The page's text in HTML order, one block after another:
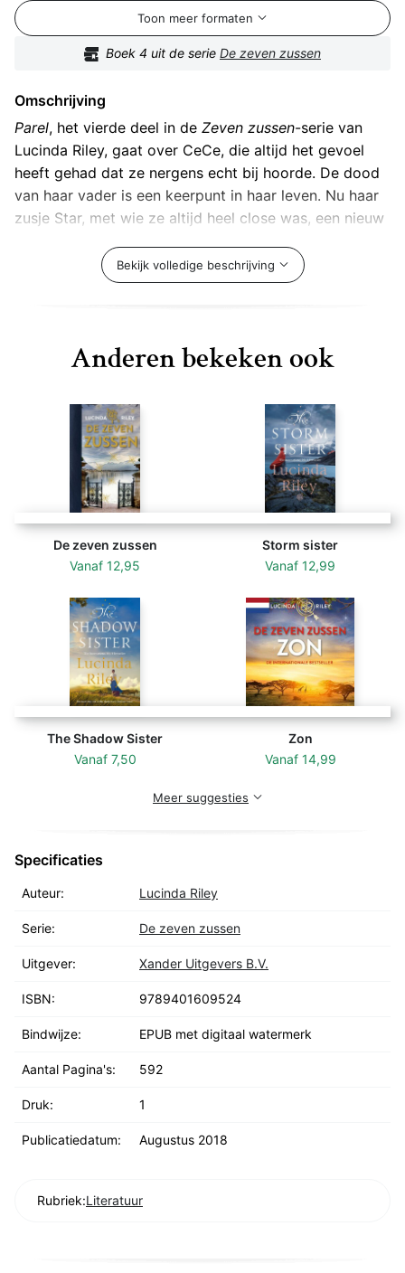
Toon meer formaten
Boek 4 uit de serie De zeven zussen
Omschrijving
Parel, het vierde deel in de Zeven zussen-serie van
Lucinda Riley, gaat over CeCe, die altijd het gevoel
heeft gehad dat ze nergens echt bij hoorde. De dood
van haar vader is een keerpunt in haar leven. Nu haar
zusje Star, met wie ze altijd heel close was, een nieuw
helemaal alleen.
heeft is een zwart-witfoto en de naam van een vrouw
naar de ruwe vlaktes van Australië. Zal ze daar in de
wildernis eindelijk haar geluk vinden?
is het vierde deel uit de achtdelige
bestsellerserie over liefde, verlies en de zoektocht
naar wie je werkelijk bent.
‘Een verslavende serie. Een zoektocht naar liefde en
identiteit vol exotische locaties, glamour en mystiek.
Heerlijk!’ –Margriet
‘Leest als een trein.’ –
Bekijk volledige beschrijving
Anderen bekeken ook
De zeven zussen
Vanaf 12,95
Storm sister
Vanaf 12,99
The Shadow Sister
Vanaf 7,50
Zon
Vanaf 14,99
Meer suggesties
Specificaties
Auteur: Lucinda Riley
Serie: De zeven zussen
Uitgever: Xander Uitgevers B.V.
ISBN: 9789401609524
Bindwijze: EPUB met digitaal watermerk
Aantal Pagina's: 592
Druk: 1
Publicatiedatum: Augustus 2018
Rubriek:Literatuur